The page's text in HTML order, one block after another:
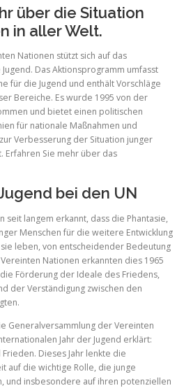
über die Situation
in aller Welt.
Nationen stützt sich auf das
Das Aktionsprogramm umfasst
für die Jugend und enthält Vorschläge
Bereiche. Es wurde 1995 von der
und bietet einen politischen
für nationale Maßnahmen und
Verbesserung der Situation junger
Erfahren Sie mehr über das
bei den UN
seit langem erkannt, dass die Phantasie,
Menschen für die weitere Entwicklung
leben, von entscheidender Bedeutung
Nationen erkannten dies 1965
Förderung der Ideale des Friedens,
der Verständigung zwischen den
Generalversammlung der Vereinten
Jahr der Jugend erklärt:
Dieses Jahr lenkte die
auf die wichtige Rolle, die junge
und insbesondere auf ihren potenziellen